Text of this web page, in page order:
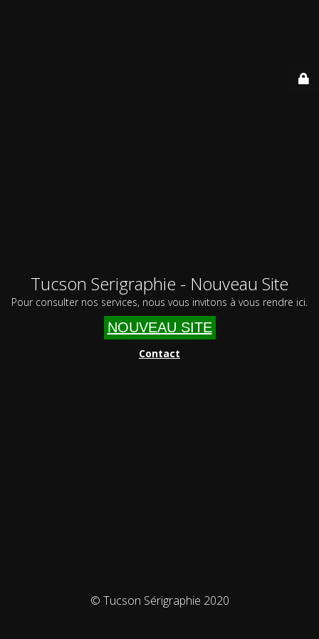
Tucson Serigraphie - Nouveau Site
Pour consulter nos services, nous vous invitons à vous rendre ici.
NOUVEAU SITE
Contact
© Tucson Sérigraphie 2020